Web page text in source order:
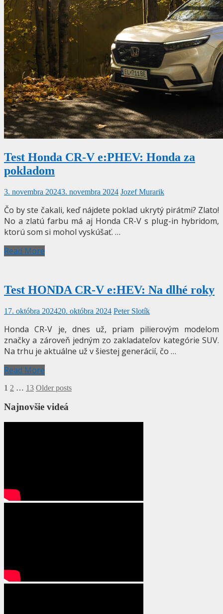
Test Honda CR-V e:PHEV: Honda za
pokladom
3. novembra 20243. novembra 2024 Jozef Murarik
Čo by ste čakali, keď nájdete poklad ukrytý pirátmi? Zlato!
No a zlatú farbu má aj Honda CR-V s plug-in hybridom,
ktorú som si mohol vyskúšať. …
Read More
Test HONDA CR-V e:HEV: Na dlhé roky
17. októbra 202420. októbra 2024 Peter Slotík
Honda CR-V je, dnes už, priam pilierovým modelom
značky a zároveň jedným zo zakladateľov kategórie SUV.
Na trhu je aktuálne už v šiestej generácií, čo …
Read More
Stránkovanie
príspevkov
1 2 … 13 Older posts
Najnovšie videá